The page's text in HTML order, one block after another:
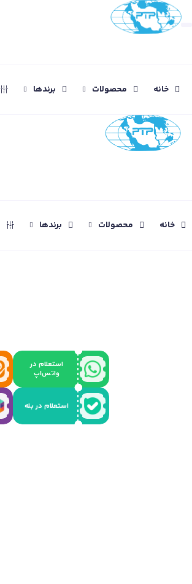
خانه محصولات برندها
خانه محصولات برندها
استعلام در
واتس‌اپ
استعلام در بله